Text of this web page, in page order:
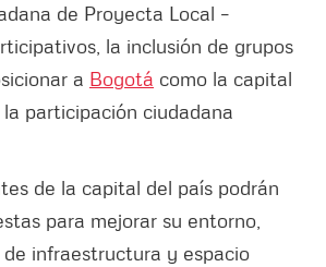
de Proyecta Local –
la inclusión de grupos
a Bogotá como la capital
participación ciudadana
de la capital del país podrán
para mejorar su entorno,
infraestructura y espacio